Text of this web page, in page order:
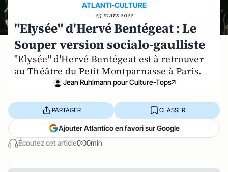
ATLANTI-CULTURE
25 mars 2022
"Elysée" d'Hervé Bentégeat : Le
Souper version socialo-gaulliste
"Elysée" d'Hervé Bentégeat est à retrouver
au Théâtre du Petit Montparnasse à Paris.
Jean Ruhlmann pour Culture-Tops
Écoutez cet article0:00min
PARTAGER CLASSER
Ajouter Atlantico en favori sur Google